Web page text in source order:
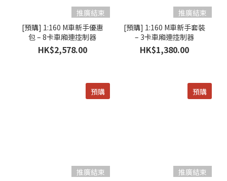
[預購] 1:160 M車新手優惠
包 – 8卡車廂連控制器
HK$2,578.00
[預購] 1:160 M車新手套裝
– 3卡車廂連控制器
HK$1,380.00
預購 預購